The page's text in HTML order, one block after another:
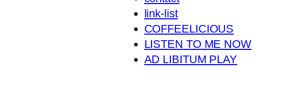
link-list
COFFEELICIOUS
LISTEN TO ME NOW
AD LIBITUM PLAY